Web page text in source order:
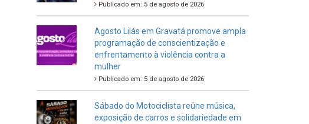
Publicado em: 5 de agosto de 2026
Agosto Lilás em Gravatá promove ampla
programação de conscientização e
enfrentamento à violência contra a
mulher
Publicado em: 5 de agosto de 2026
Sábado do Motociclista reúne música,
exposição de carros e solidariedade em